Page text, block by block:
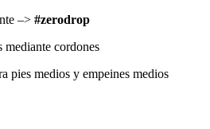
–> #zerodrop
mediante cordones
pies medios y empeines medios